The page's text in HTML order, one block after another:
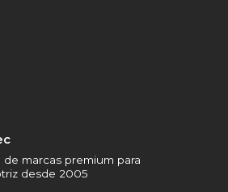
marcas premium para
desde 2005